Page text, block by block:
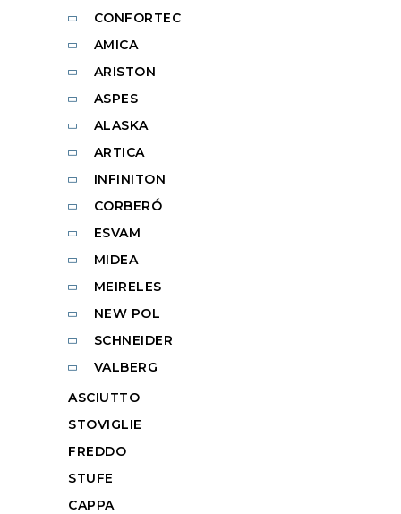
CONFORTEC
AMICA
ARISTON
ASPES
ALASKA
ARTICA
INFINITON
CORBERÓ
ESVAM
MIDEA
MEIRELES
NEW POL
SCHNEIDER
VALBERG
ASCIUTTO
STOVIGLIE
FREDDO
STUFE
CAPPA